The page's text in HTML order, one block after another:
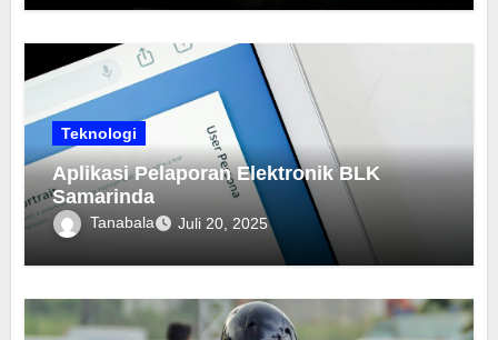
Teknologi
Aplikasi Pelaporan Elektronik BLK
Samarinda
Tanabala Juli 20, 2025